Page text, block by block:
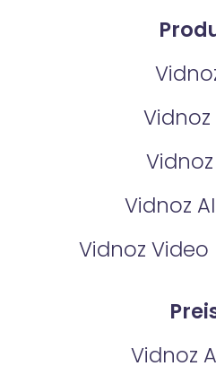
Vidnoz
Vidnoz
Vidnoz
Vidnoz Video
Vidnoz